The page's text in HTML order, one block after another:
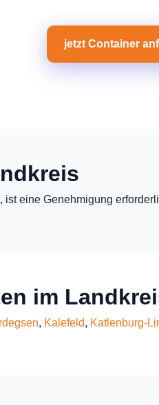
jetzt Container
eine Genehmigung
im
, Kalefeld, Katlenburg-